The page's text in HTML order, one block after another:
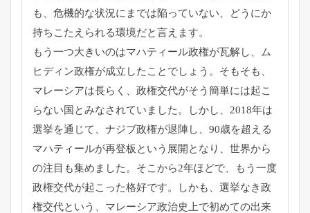
も、危機的な状況にまでは陥っていない、どうにか
持ちこたえられる環境だと言えます。
もう一つ大きいのはマハティール政権が瓦解し、ム
ヒディン政権が成立したことでしょう。そもそも、
マレーシアは長らく、政権交代がそう簡単には起こ
らない国とみなされていました。しかし、 2018年は
選挙を通じて、ナジブ政権が退陣し、90歳を超える
マハティールが再登板という展開となり、世界から
の注目も集めま した。そこから2年ほどで、もう一度
政権交代が起こった格好です。しかも、選挙なき政
権交代という、マレーシア政治史上で初めての出来